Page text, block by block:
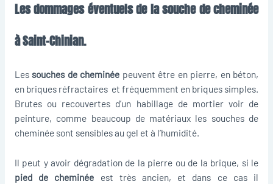
Les dommages éventuels de la souche de cheminée
à Saint-Chinian.
Les souches de cheminée peuvent être en pierre, en béton,
en briques réfractaires et fréquemment en briques simples.
Brutes ou recouvertes d’un habillage de mortier voir de
peinture, comme beaucoup de matériaux les souches de
cheminée sont sensibles au gel et à l’humidité.
Il peut y avoir dégradation de la pierre ou de la brique, si le
pied de cheminée est très ancien, et dans ce cas il